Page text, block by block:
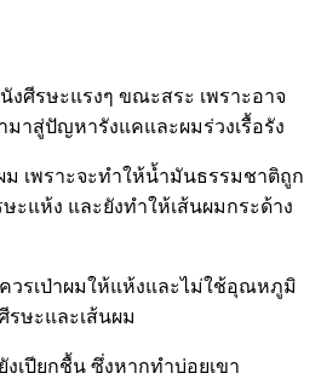
งศีรษะแรงๆ ขณะสระ เพราะอาจ
มาสู่ปัญหารังแคและผมร่วงเรื้อรัง
ม เพราะจะทำให้น้ำมันธรรมชาติถูก
ะแห้ง และยังทำให้เส้นผมกระด้าง
วรเป่าผมให้แห้งและไม่ใช้อุณหภูมิ
รษะและเส้นผม
เปียกชื้น ซึ่งหากทำบ่อยเขา